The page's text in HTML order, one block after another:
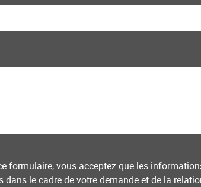
formulaire, vous acceptez que les
dans le cadre de votre demande et de la